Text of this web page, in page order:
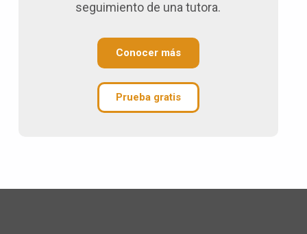
seguimiento de una tutora.
Conocer más
Prueba gratis